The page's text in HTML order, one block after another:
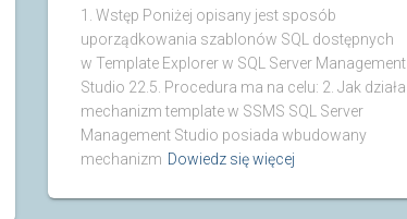
1. Wstęp Poniżej opisany jest sposób
uporządkowania szablonów SQL dostępnych
w Template Explorer w SQL Server Management
Studio 22.5. Procedura ma na celu: 2. Jak działa
mechanizm template w SSMS SQL Server
Management Studio posiada wbudowany
mechanizm Dowiedz się więcej